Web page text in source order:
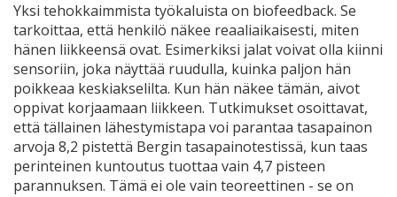
Yksi tehokkaimmista työkaluista on biofeedback. Se
tarkoittaa, että henkilö näkee reaaliaikaisesti, miten
hänen liikkeensä ovat. Esimerkiksi jalat voivat olla kiinni
sensoriin, joka näyttää ruudulla, kuinka paljon hän
poikkeaa keskiakselilta. Kun hän näkee tämän, aivot
oppivat korjaamaan liikkeen. Tutkimukset osoittavat,
että tällainen lähestymistapa voi parantaa tasapainon
arvoja 8,2 pistettä Bergin tasapainotestissä, kun taas
perinteinen kuntoutus tuottaa vain 4,7 pisteen
parannuksen. Tämä ei ole vain teoreettinen - se on